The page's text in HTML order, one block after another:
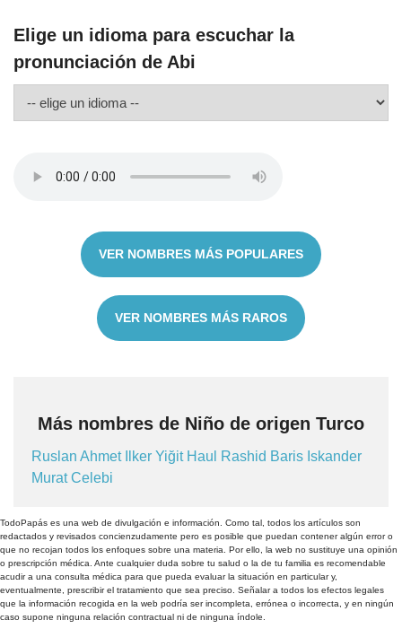
Elige un idioma para escuchar la
pronunciación de Abi
VER NOMBRES MÁS POPULARES
VER NOMBRES MÁS RAROS
Más nombres de Niño de origen Turco
Ruslan Ahmet Ilker Yiğit Haul Rashid Baris Iskander
MuratCelebi
TodoPapás es una web de divulgación e información. Como tal, todos los artículos son
redactados y revisados concienzudamente pero es posible que puedan contener algún error o
que no recojan todos los enfoques sobre una materia. Por ello, la web no sustituye una opinión
o prescripción médica. Ante cualquier duda sobre tu salud o la de tu familia es recomendable
acudir a una consulta médica para que pueda evaluar la situación en particular y,
eventualmente, prescribir el tratamiento que sea preciso. Señalar a todos los efectos legales
que la información recogida en la web podría ser incompleta, errónea o incorrecta, y en ningún
caso supone ninguna relación contractual ni de ninguna índole.